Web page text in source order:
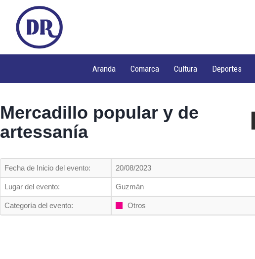
Aranda Comarca Cultura Deportes
Mercadillo popular y de
artessanía
Fecha de Inicio del evento: 20/08/2023
Lugar del evento: Guzmán
Categoría del evento: Otros